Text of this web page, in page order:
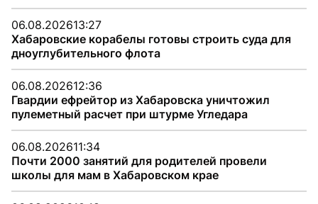
06.08.202613:27
Хабаровские корабелы готовы строить суда для
дноуглубительного флота
06.08.202612:36
Гвардии ефрейтор из Хабаровска уничтожил
пулеметный расчет при штурме Угледара
06.08.202611:34
Почти 2000 занятий для родителей провели
школы для мам в Хабаровском крае